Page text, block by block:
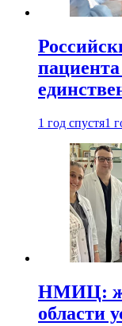
1 год спустя1
НМИЦ:
области